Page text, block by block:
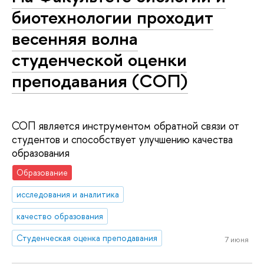
биотехнологии проходит
весенняя волна
студенческой оценки
преподавания (СОП)
СОП является инструментом обратной связи от
студентов и способствует улучшению качества
образования
Образование
исследования и аналитика
качество образования
Студенческая оценка преподавания
7 июня